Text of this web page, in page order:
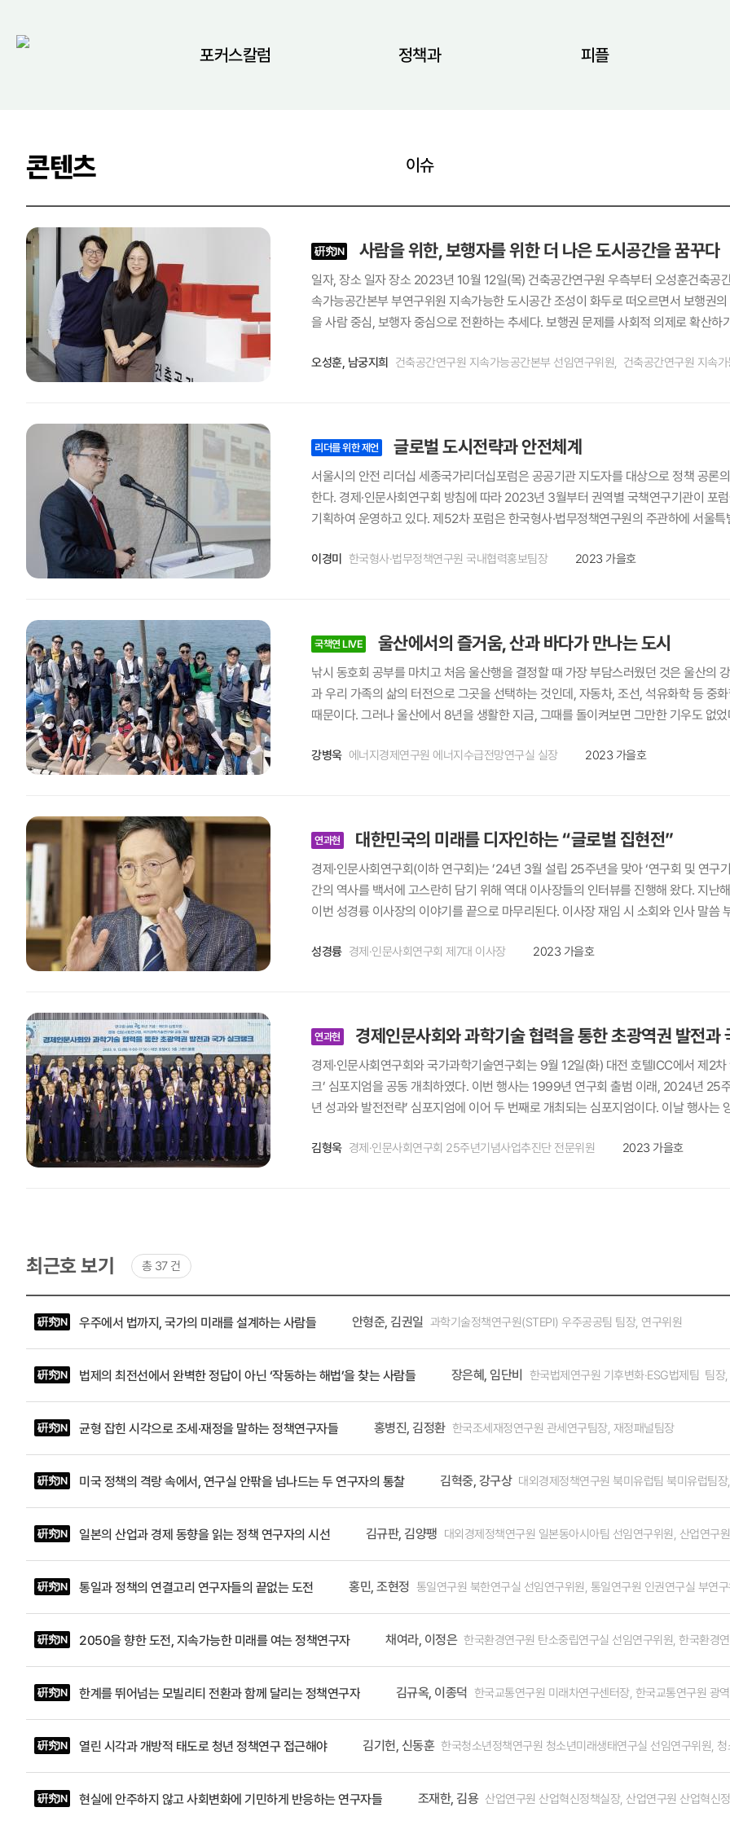
포커스칼럼 정책과
이슈
피플
콘텐츠
硏究IN 사람을 위한, 보행자를 위한 더 나은 도시공간을 꿈꾸다
일자, 장소 일자 장소 2023년 10월 12일(목) 건축공간연구원 우측부터 오성훈건축공간연구원 지속가능공간본부 선임연구위원 남궁지희건축공간연구원 지
속가능공간본부 부연구위원 지속가능한 도시공간 조성이 화두로 떠오르면서 보행권
을 사람 중심, 보행자 중심으로 전환하는 추세다. 보행권 문제를 사회적 의제로 확산
선임연구위원(이하 오성훈) 저는 도시설계를 전공했고 석사과정 때부터 보행환경 개
속가능공간본부 부연구위원(이하 남궁지희) 저는 건축학을 전공했는데 개별 건축물
됐어요. 하지만 보행 공간이 건강 측면은 물론 교통체계의 지속가능성, 혹은 공공 공
고 중요한 역할을 하는 요소임에도 불구하고 어느 분야에서도 메인으로 다뤄지지 않
다는 생각을 갖게 됐습니다. 특히 공공성과 장소성에 주목해 현상을 분석하고 정책적
꼽는다면 아무래도 법·제도적 측면에서 「보행 안전 및 편의증진에 관한 법률」이 도입
로 법적 지위까지 강화됐죠. 법령 도입부터 법적 지위 강화까지 거의 10년이 걸린 셈
경에 대한 종합정비사업까지 연구 주제도 갈수록 다양해지고 있습니다. 남궁지희 보
인 정착·확산 단계에서 지자체 단위의 역할이 굉장히 중요한 것 같습니다. 그래서 개
락에서 지역 차원의 보행 안전 수준과 정책적 노력의 정도를 계량적으로 측정할 수
쳐 그러한 논의와 연구가 이뤄져왔죠. 오 박사님께서 말씀하신 보행안전법에 법정 지
속가능공간본부 선임연구위원 정책연구자에게 요구되는 주체적인 역할 오성훈 정책
적으로 과정을 이끌어가는 것이 바람직하다고 생각합니다. 우리나라 정부 부처를 보
라 역할이 수시로 바뀌기 때문에 새롭게 제기되는 현안들을 신속하게 파악해 대처하
있는가, 그에 대한 새로운 대안을 제시할 수 있는가 하는 점이 정책연구자의 가장 중
운데 부처의 현황이나 현안 자체에 대한 높은 이해도를 가져야 한다고 봅니다. 남궁
책연구기관은 제가 생각하기에 교육이나 직무역량과 관련해 성장의 기회가 굉장히 많
을 지속적으로 탐구해가면서 그 분야에 대한 확신과 열정을 가지고 연구 주제를 발전
이 말이죠. 자신의 전문성과 장점을 살려 국가와 사회에 기여할 수 있는 연구 분야를
차원의 역할 설정과도 관련이 있다고 봅니다. 연구기관을 부처에 대해 실무 지원하는
한 정도의 연구로는 혁신적인 정책이 나올 수 없습니다. 지속가능한 도시 조성이라는
되는 것 같습니다. 그 공간과 환경에 대해 크게 신경 쓰지 않더라도 잘 관리되고 작동
할 수 있는 공간을 조성해야 하는 것이죠. 그런 점에서 건축물을 설계하고 도시를 조
지속가능한 교통체계나 토지 이용, 녹색건축물 등 다양한 요소를 조합하며 새로운 형
력의 시너지도 날 수 있지 않나 싶습니다. 오성훈 서로 연구 분야가 다른 기관들과 협
기관 간의 경쟁관계를 넘어서야 하고 어떤 면에선 기관과 연구자 간의 관계도 느슨해
하다 보면 누군가 앞서나가 손을 잡으려는 과정이 필요한데 업무적인 여건이 안 되는
구조가 만들어져야 하는데 현실적으로 어려운 점이 많죠. 남궁지희 정책연구자로서
사람이라는 점입니다. 갈수록 고민이 많아지는 지점이기도 한데요. 예전에 학교에서
찾는 사람이었는데, 이제는 데이터에 어떤 의미를 부여하고 그 내용을 어디에 어떤 식
그 연구가 현실의 문제를 제대로 다루지 않았기 때문입니다. 예를 들어 지속가능한 도
를 바꿔야 한다고 문제 제기를 한다면 이는 충분히 논쟁이 가능한 주제라서 의미 있
하고, 그러한 주제는 결국 논란의 중심에 있어야 합니다. 다음으로 중요한 것은 그러한
에 좀 더 관심을 갖고 잘해내야
오성훈, 남궁지희 건축공간연구원 지속가능공간본부 선임연구위원, 건축공간연구원 지속
리더를 위한 제언 글로벌 도시전략과 안전체계
서울시의 안전 리더십 세종국가리더십포럼은 공공기관 지도자를 대상으로 정책 공론
한다. 경제·인문사회연구회 방침에 따라 2023년 3월부터 권역별 국책연구기관이 포
기획하여 운영하고 있다. 제52차 포럼은 한국형사·법무정책연구원의 주관하에 서울
이 정리 및 소개한다. 제52차 세종국가리더십포럼은 ‘글로벌 도시전략과 안전체계’라
박형수 서울연구원 원장 우리 지역은 우리가 지킨다, 시민 밀착 치안활동 첫 강연자인
혁을 설명하며 강연을 시작하였다. 자치경찰제도는 2006년에 제주도에서 시범적으
시되었다. 이로 인해 국가경찰사무와 자치경찰사무를 함께 수행하던 기존 경찰조직은
위원회)에서 각각 지휘한다. 서울시 자치경찰위원회는 반려견 순찰대, 산악순찰대, 대
인사·재원 등의 현행 제도의 한계점과 개선필요성을 강조하며 완전한 자치경찰제도
시재난에 대응하는 체계를 구축하였다. 신종재난은 환경의 변화(기술발전, 기후변화,
19등 감염병 확산이 대표적인 예이다. 이에 대해 서울시는 신종 재난예방 등을 위해
확충하고 있으며 도시위험분석 협의체 구성, 시민참여 안전문화 확산 등의 사업을
권 집중호우 등 예측이 어려운 재난이 증가함에 따라 방재성능 목표 상향 및 대규모
확대 등의 예방적 대비체계를 강화하고 있다. 더불어 노인, 어린이, 장애인 등 안전취
021년 15,097억 원(3.1%)→2022년 22,929억 원(4.1%)). 서울시의 도시안전 시스템,
은 국제적으로도 인정을 받아 서울시는 2016년에 록펠러 재단(Rockefeller
었고 2020년에는 유엔재난위험경감사무국(UNDRR) ‘Making Cities
였다. 서울시는 이에 그치지 않고 글로벌 혁신도시로 도약하기 위해 노력하고 있으며
위기관리체계, 사회경제적 역량 등이 병행되는 종합적인 재난대처능력 확보를 위해 최
이경미 한국형사·법무정책연구원 국내협력홍보팀장 2023 가을호
국책연 LIVE 울산에서의 즐거움, 산과 바다가 만나는 도시
낚시 동호회 공부를 마치고 처음 울산행을 결정할 때 가장 부담스러웠던 것은 울산의
과 우리 가족의 삶의 터전으로 그곳을 선택하는 것인데, 자동차, 조선, 석유화학 등 중
때문이다. 그러나 울산에서 8년을 생활한 지금, 그때를 돌이켜보면 그만한 기우도 없
고자 한다. 바다가 주는 즐거움 처음 바다의 매력에 푹 빠지게 된 것은 코로나19 팬데
고기와 같은 이색적인 열대 해수어도 만날 수 있다는 것이다. 이는 구로시오 해류가
한 열대어의 알이나 유생이 울산 바다로 흘러들어오는 덕분이다. 채집한 다양한 물고
낚시로 이어졌다. 연구원의 낚시 동호회에도 가입했는데 동호회 첫 선상 출조에서 참
수 참치회를 맛본 건 그때가 처음이었고 앞으로도 그런 기회는 만나기 힘들 듯하다. 울
구원의 낚시 동호회에서 선상 출조 대신 해운대 요트투어를 다녀왔다. 아이들에게는
을 즐기기보다는 주로 이 산들에 있는 자연휴양림을 애용하는 편이다. 앞에서 언급한
1시간 거리에 있으니 접근성이 상당히 좋은 편이다. 산은 바다와는 또 다른 매력이 있
리에게 즐거움과 감동을 준다. 긴 겨울을 지나 봄이 오면, 온 산은 연둣빛 새싹이 돋아
는 그 더위 속에서도 몸에 한기가 들 듯한 시원한 계곡물로 더위를 날려준다. 또 가장
다운 산과 그 속에 푹 파묻힌 휴양림에서 가족들과 함께 보내는 하룻밤은 더없는 안식
강병욱 에너지경제연구원 에너지수급전망연구실 실장 2023 가을호
연과현 대한민국의 미래를 디자인하는 “글로벌 집현전”
경제·인문사회연구회(이하 연구회)는 ’24년 3월 설립 25주년을 맞아 ‘연구회 및 연
간의 역사를 백서에 고스란히 담기 위해 역대 이사장들의 인터뷰를 진행해 왔다. 지
이번 성경륭 이사장의 이야기를 끝으로 마무리된다. 이사장 재임 시 소회와 인사 말
개 기관과 함께 국가정책 전 분야를 지원했고 정책 개발하는 데 많은 시간을 보냈는데
결과를 공유하고 국가정책을 지원한 점이 매우 의미 있는 일로 기억된다. 연구회 기획
과 같은 주요 국정과제를 국제 협력으로 대응할 수 있도록 2018년부터 다양한 분야의
시작했다. 2020년까지 수십 개 과제를 진행했는데 연구기관과 의논해서 주제를 발
는 점에서 매우 의미 있고 중요한 일이라고 평가하고 싶다. 당시 수립한 연구회 비전의
높은 수준으로 끌고 가도록 대한민국의 미래를 디자인하는 기관으로 나아가야겠다고
미래 위기에 국가 대응역량을 높여 국민들이 더 안정되고 개선된 삶을 살 수 있는 것.
관 내에 연구자와 대학 중심 연구모임을 하는 연구회도 만들었는데 연구원 입장에서
행하는 데 많은 시간을 투자하시되 연구회 공동업무를 위해 10% 정도만 할애해줘야
를 유지해주길 당부하고 싶다. NRC 역대 이사장 인터뷰 동영상은 국가정책TV를 통해
성경륭 경제·인문사회연구회 제7대 이사장 2023 가을호
연과현 경제인문사회와 과학기술 협력을 통한 초광역권 발전과
경제·인문사회연구회와 국가과학기술연구회는 9월 12일(화) 대전 호텔ICC에서 제2
크’ 심포지엄을 공동 개최하였다. 이번 행사는 1999년 연구회 출범 이래, 2024년 25
년 성과와 발전전략’ 심포지엄에 이어 두 번째로 개최되는 심포지엄이다. 이날 행사
회사를 통해 “이번 심포지엄이 충청권을 중심으로 한 초광역권 발전의 문제와 양 연구
임’을 주제로 기조 강연을 했다. 이우일 부의장은 ‘외부 환경 변화에 따른 출연연의 역
략으로 세분화하여 설명했다. 두 번째 기조 강연자인 황윤원 중원대학교 총장은 ‘초광
구원 철도교통연구본부장)’과 ‘산업클러스터에 기반한 초광역권 발전전략(김영수 산
구위원, 백운성 충남연구원 연구기획단장, 김시곤 서울과기대 교수, 최봉문 대한국토
수 한국과학기술정보연구원 원장을 좌장으로 ‘과학기술기반 지역혁신을 위한 국제화
을 맡아 ‘초광역권 발전과 국가 싱크탱크 역할’을 주제로 토론을 진행했다. 정해구 경
대전세종연구원장, 고영주 대전과학산업진흥원장, 문명재 연세대학교 교수, 마강래
변화, 비수도권 개별 도시들의 차별화 전략 및 클러스터 형성, R&D 사업 발굴, 광역철
가 있다. 2024년 25주년을 맞는 양 연구회는 이번 심포지엄을 새로운 출발점으로, 향
를 더욱 발전시켜 나갈 방침이다.
김형욱 경제·인문사회연구회 25주년기념사업추진단 전문위원 2023 가을호
최근호 보기 총 37 건
목록
제목,
작성자
(소속
硏究IN 우주에서 법까지, 국가의 미래를 설계하는 사람들 안형준, 김권일 과학기술정책연구원(STEPI) 우주공공팀 팀장, 연구위원
硏究IN 법제의 최전선에서 완벽한 정답이 아닌 ‘작동하는 해법’을 찾는 사람들 장은혜, 임단비 한국법제연구원 기후변화·ESG법제팀 팀장
硏究IN 균형 잡힌 시각으로 조세·재정을 말하는 정책연구자들 홍병진, 김정환 한국조세재정연구원 관세연구팀장, 재정패널팀장
硏究IN 미국 정책의 격랑 속에서, 연구실 안팎을 넘나드는 두 연구자의 통찰 김혁중, 강구상 대외경제정책연구원 북미유럽팀 북미유럽팀
硏究IN 일본의 산업과 경제 동향을 읽는 정책 연구자의 시선 김규판, 김양팽 대외경제정책연구원 일본동아시아팀 선임연구위원, 산업연구
硏究IN 통일과 정책의 연결고리 연구자들의 끝없는 도전 홍민, 조현정 통일연구원 북한연구실 선임연구위원, 통일연구원 인권연구실 부연
硏究IN 2050을 향한 도전, 지속가능한 미래를 여는 정책연구자 채여라, 이정은 한국환경연구원 탄소중립연구실 선임연구위원, 한국환경
硏究IN 한계를 뛰어넘는 모빌리티 전환과 함께 달리는 정책연구자 김규옥, 이종덕 한국교통연구원 미래차연구센터장, 한국교통연구원 광
硏究IN 열린 시각과 개방적 태도로 청년 정책연구 접근해야 김기헌, 신동훈 한국청소년정책연구원 청소년미래생태연구실 선임연구위원,
硏究IN 현실에 안주하지 않고 사회변화에 기민하게 반응하는 연구자들 조재한, 김용 산업연구원 산업혁신정책실장, 산업연구원 산업혁신